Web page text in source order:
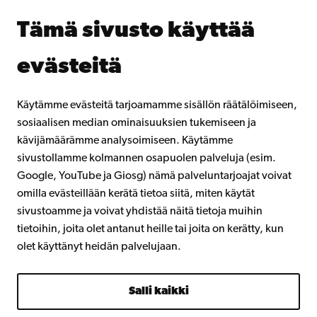
Tämä sivusto käyttää
evästeitä
Käytämme evästeitä tarjoamamme sisällön räätälöimiseen,
sosiaalisen median ominaisuuksien tukemiseen ja
kävijämäärämme analysoimiseen. Käytämme
sivustollamme kolmannen osapuolen palveluja (esim.
Google, YouTube ja Giosg) nämä palveluntarjoajat voivat
omilla evästeillään kerätä tietoa siitä, miten käytät
sivustoamme ja voivat yhdistää näitä tietoja muihin
tietoihin, joita olet antanut heille tai joita on kerätty, kun
olet käyttänyt heidän palvelujaan.
Salli kaikki
Lahjoita Åbo Akademille
Åbo Akademista
Facebook Instagram YouTube LinkedIn Blog Snapchat